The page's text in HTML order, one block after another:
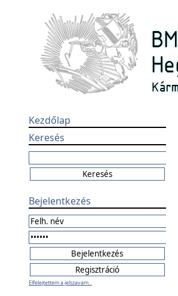
Kezdőlap
Keresés
Bejelentkezés
Elfelejtettem a jelszavam...